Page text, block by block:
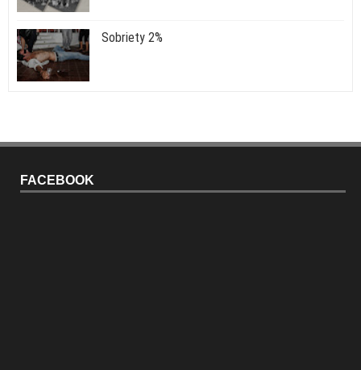
Sobriety 2%
FACEBOOK